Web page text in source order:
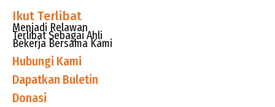
Ikut Terlibat
Menjadi Relawan
Terlibat Sebagai Ahli
Bekerja Bersama Kami
Hubungi Kami
Dapatkan Buletin
Donasi